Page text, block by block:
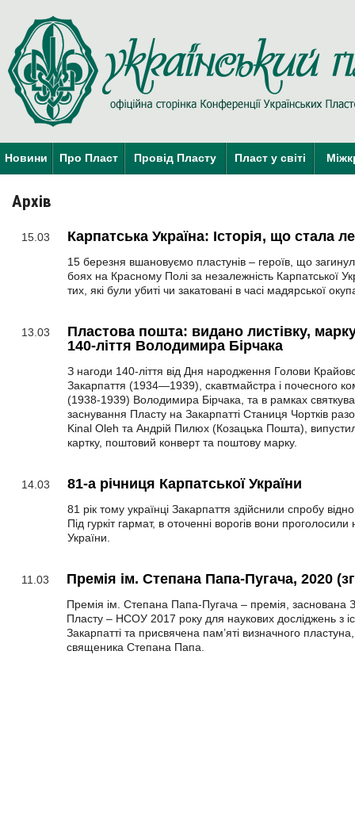
Новини Про Пласт Провід Пласту Пласт у світі
Архів
15.03 Карпатська Україна: Історія, що стала
15 березня вшановуємо пластунів – героїв, що
боях на Красному Полі за незалежність Карпатської
тих, які були убиті чи закатовані в часі мадярської
13.03
Пластова пошта: видано листівку,
140-ліття Володимира Бірчака
З нагоди 140-ліття від Дня народження Голови
Закарпаття (1934—1939), скавтмайстра і почесного
(1938-1939) Володимира Бірчака, та в рамках
заснування Пласту на Закарпатті Станиця Чортків
Kinal Oleh та Андрій Пилюх (Козацька Пошта),
картку, поштовий конверт та поштову марку.
14.03 81-а річниця Карпатської України
81 рік тому українці Закарпаття здійснили спробу
Під гуркіт гармат, в оточенні ворогів вони проголосили
України.
11.03 Премія ім. Степана Папа-Пугача, 2020
Премія ім. Степана Папа-Пугача – премія, заснована
Пласту – НСОУ 2017 року для наукових досліджень з
Закарпатті та присвячена пам’яті визначного
священика Степана Папа.